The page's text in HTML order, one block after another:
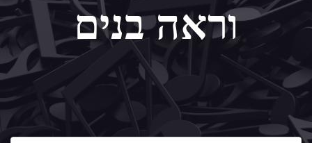
וראה בנים